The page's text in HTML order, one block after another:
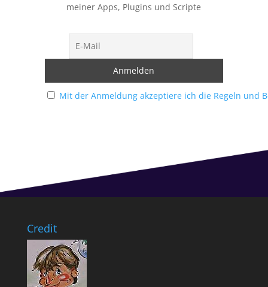
meiner Apps, Plugins und Scripte
Mit der Anmeldung akzeptiere ich die Regeln und
Credit